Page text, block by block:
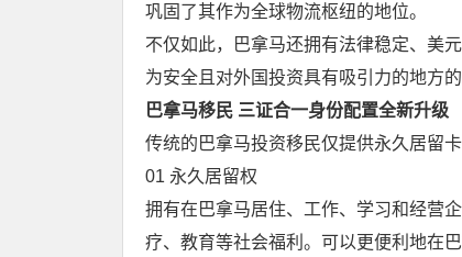
巩固了其作为全球物流枢纽的地位。
不仅如此，巴拿马还拥有法律稳定、美
为安全且对外国投资具有吸引力的地方的
巴拿马移民 三证合一身份配置全新升级
传统的巴拿马投资移民仅提供永久居留
01 永久居留权
拥有在巴拿马居住、工作、学习和经营
疗、教育等社会福利。可以更便利地在